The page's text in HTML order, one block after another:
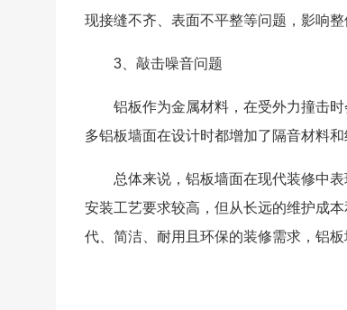
现接缝不齐、表面不平整等问题，影响整
3、敲击噪音问题
铝板作为金属材料，在受外力撞击
多铝板墙面在设计时都增加了隔音材料
总体来说，铝板墙面在现代装修中
安装工艺要求较高，但从长远的维护成
代、简洁、耐用且环保的装修需求，铝